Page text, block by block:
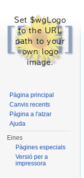
Pàgina principal
Canvis recents
Pàgina a l'atzar
Ajuda
Eines
Pàgines especials
Versió per a
impressora